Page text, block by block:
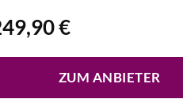
€
ZUM ANBIETER